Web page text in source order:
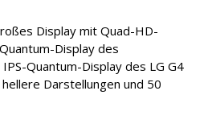
Display mit Quad-HD-
Display des
Quantum-Display des LG G4
Darstellungen und 50